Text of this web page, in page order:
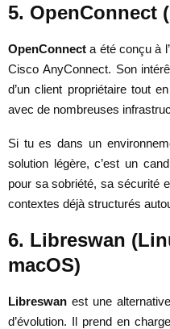
5. OpenConnect
OpenConnect a été conçu à
Cisco AnyConnect. Son
d’un client propriétaire tout
avec de nombreuses
Si tu es dans un
solution légère, c’est un
pour sa sobriété, sa sécurité
contextes déjà structurés
6. Libreswan
macOS)
Libreswan est une
d’évolution. Il prend en